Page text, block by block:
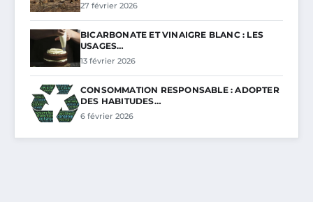
27 février 2026
BICARBONATE ET VINAIGRE BLANC : LES
USAGES…
13 février 2026
CONSOMMATION RESPONSABLE : ADOPTER
DES HABITUDES…
6 février 2026